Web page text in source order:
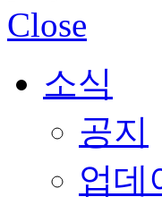
Close
소식
공지
업데